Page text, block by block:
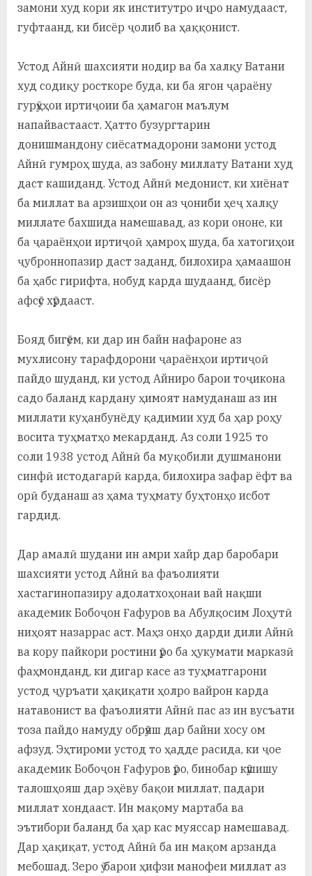
замони худ кори як институтро иҷро намудааст,
гуфтаанд, ки бисёр ҷолиб ва ҳаққонист.
Устод Айнӣ шахсияти нодир ва ба халқу Ватани
худ содиқу росткоре буда, ки ба ягон ҷараёну
гурӯҳҳои иртиҷоии ба ҳамагон маълум
напайвастааст. Ҳатто бузургтарин
донишмандону сиёсатмадорони замони устод
Айнӣ гумроҳ шуда, аз забону миллату Ватани худ
даст кашиданд. Устод Айнӣ медонист, ки хиёнат
ба миллат ва арзишҳои он аз ҷониби ҳеҷ халқу
миллате бахшида намешавад, аз кори ононе, ки
ба ҷараёнҳои иртиҷоӣ ҳамроҳ шуда, ба хатогиҳои
ҷуброннопазир даст заданд, билохира ҳамаашон
ба ҳабс гирифта, нобуд карда шудаанд, бисёр
афсӯс хӯрдааст.
Бояд бигӯем, ки дар ин байн нафароне аз
мухлисону тарафдорони ҷараёнҳои иртиҷоӣ
пайдо шуданд, ки устод Айниро барои тоҷикона
садо баланд кардану ҳимоят намуданаш аз ин
миллати куҳанбунёду қадимии худ ба ҳар роҳу
восита туҳматҳо мекарданд. Аз соли 1925 то
соли 1938 устод Айнӣ ба муқобили душманони
синфӣ истодагарӣ карда, билохира зафар ёфт ва
орӣ буданаш аз ҳама туҳмату буҳтонҳо исбот
гардид.
Дар амалӣ шудани ин амри хайр дар баробари
шахсияти устод Айнӣ ва фаъолияти
хастагинопазиру адолатхоҳонаи вай нақши
академик Бобоҷон Ғафуров ва Абулқосим Лоҳутӣ
ниҳоят назаррас аст. Маҳз онҳо дарди дили Айнӣ
ва кору пайкори ростини ӯро ба ҳукумати марказӣ
фаҳмонданд, ки дигар касе аз туҳматгарони
устод ҷуръати ҳақиқати ҳолро вайрон карда
натавонист ва фаъолияти Айнӣ пас аз ин вусъати
тоза пайдо намуду обрӯяш дар байни хосу ом
афзуд. Эҳтироми устод то ҳадде расида, ки ҷое
академик Бобоҷон Ғафуров ӯро, бинобар кӯшишу
талошҳояш дар эҳёву бақои миллат, падари
миллат хондааст. Ин мақому мартаба ва
эътибори баланд ба ҳар кас муяссар намешавад.
Дар ҳақиқат, устод Айнӣ ба ин мақом арзанда
мебошад. Зеро ӯ барои ҳифзи манофеи миллат аз